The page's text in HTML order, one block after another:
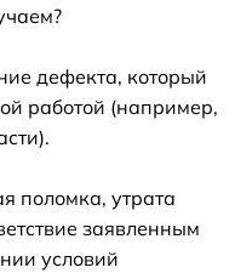
дефекта, который
работой (например,
поломка, утрата
заявленным
условий